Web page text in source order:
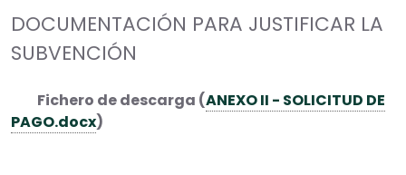
DOCUMENTACIÓN PARA JUSTIFICAR LA
SUBVENCIÓN
Fichero de descarga (ANEXO II - SOLICITUD DE
PAGO.docx)